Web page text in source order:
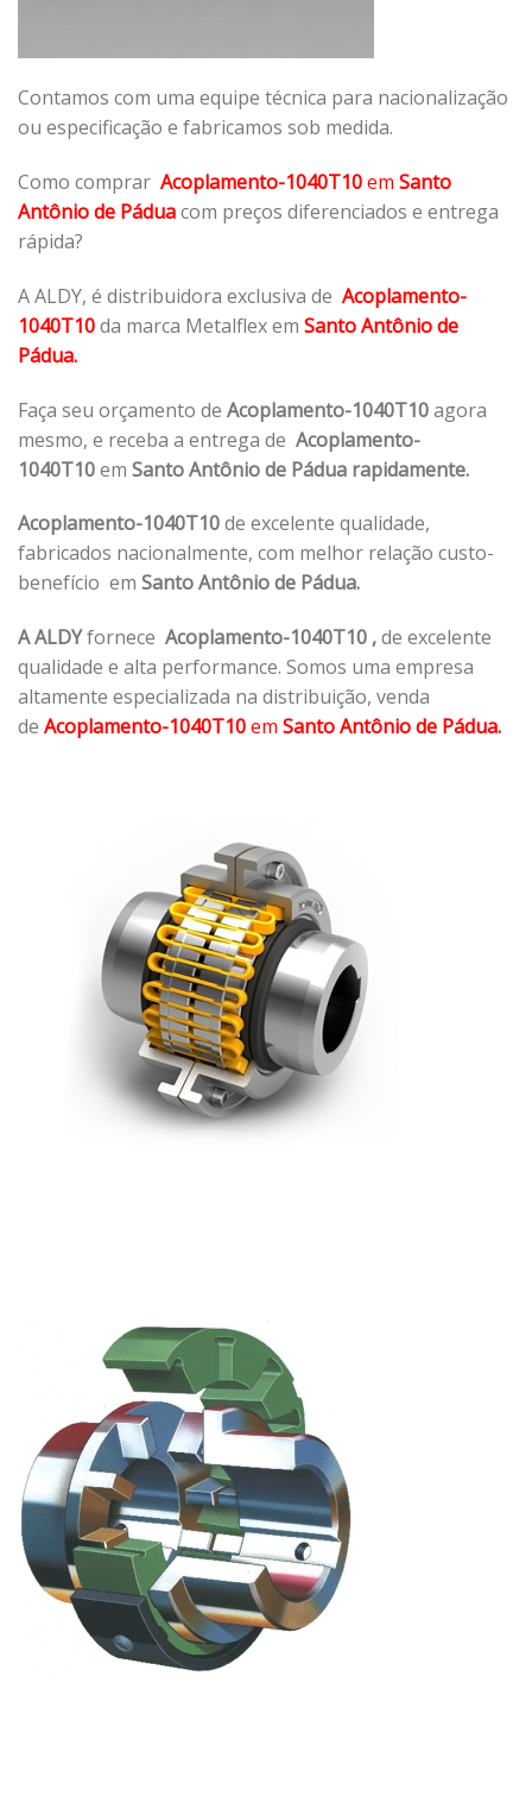
Contamos com uma equipe técnica para nacionalização
ou especificação e fabricamos sob medida.
Como comprar Acoplamento-1040T10em Santo
Antônio de Páduacom preços diferenciados e entrega
rápida?
A ALDY, é distribuidora exclusiva de Acoplamento-
1040T10da marca Metalflex em Santo Antônio de
Pádua.
Faça seu orçamento de Acoplamento-1040T10agora
mesmo, e receba a entrega de Acoplamento-
1040T10em Santo Antônio de Pádua rapidamente.
Acoplamento-1040T10de excelente qualidade,
fabricados nacionalmente, com melhor relação custo-
benefício em Santo Antônio de Pádua.
A ALDYfornece Acoplamento-1040T10 ,de excelente
qualidade e alta performance. Somos uma empresa
altamente especializada na distribuição, venda
de Acoplamento-1040T10em Santo Antônio de Pádua.